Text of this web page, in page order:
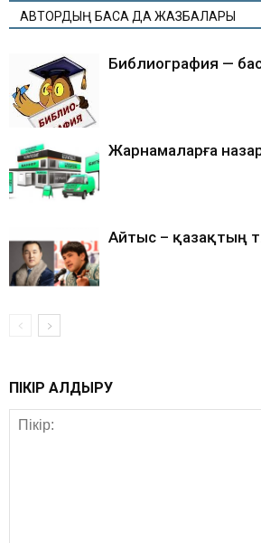
АВТОРДЫҢ БАСҚА ДА ЖАЗБАЛАРЫ
Библиография —
Жарнамаларға
Айтыс – қазақтың
ПІКІР ҚАЛДЫРУ